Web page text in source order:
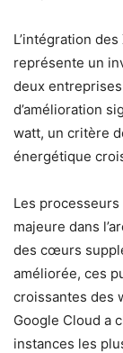
L’intégration
représente un
deux
d’amélioration
watt, un critère
énergétique
Les
majeure dans
des cœurs
améliorée, ces
croissantes des
Google Cloud a
instances les